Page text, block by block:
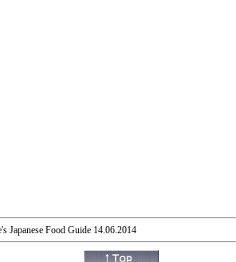
Japanese Food Guide 14.06.2014